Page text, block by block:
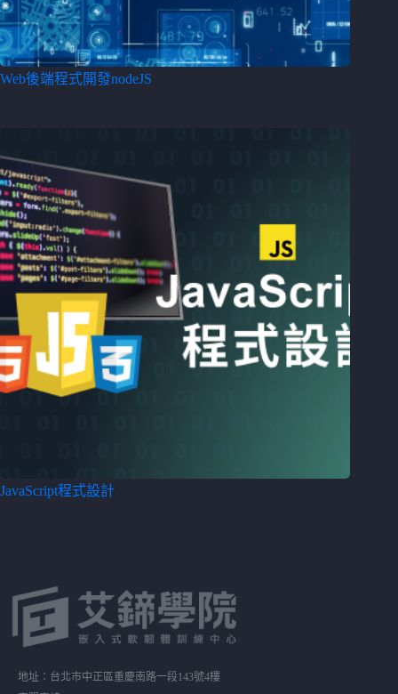
Web後端程式開發nodeJS
JavaScript程式設計
地址：台北市中正區重慶南路一段143號4樓